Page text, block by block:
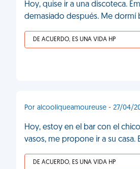
Hoy, quise ir a una discoteca.
demasiado después. Me dormí
DE ACUERDO, ES UNA VIDA HP
Por alcooliqueamoureuse - 27/04/
Hoy, estoy en el bar con el
vasos, me propone ir a su casa.
DE ACUERDO, ES UNA VIDA HP